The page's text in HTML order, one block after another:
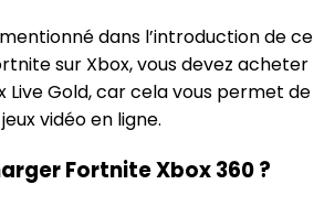
dans l’introduction de ce
sur Xbox, vous devez acheter
Live Gold, car cela vous permet de
vidéo en ligne.
Fortnite Xbox 360 ?